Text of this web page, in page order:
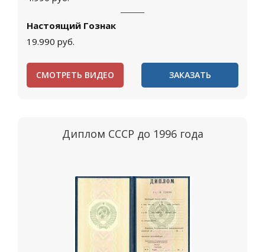
Настоящий Гознак
19.990 руб.
СМОТРЕТЬ ВИДЕО ЗАКАЗАТЬ
Диплом СССР до 1996 года